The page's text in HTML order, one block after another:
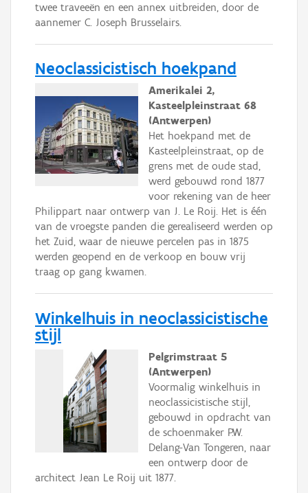
twee traveeën en een annex uitbreiden, door de
aannemer C. Joseph Brusselairs.
Neoclassicistisch hoekpand
Amerikalei 2,
Kasteelpleinstraat 68
(Antwerpen)
Het hoekpand met de
Kasteelpleinstraat, op de
grens met de oude stad,
werd gebouwd rond 1877
voor rekening van de heer
Philippart naar ontwerp van J. Le Roij. Het is één
van de vroegste panden die gerealiseerd werden op
het Zuid, waar de nieuwe percelen pas in 1875
werden geopend en de verkoop en bouw vrij
traag op gang kwamen.
Winkelhuis in neoclassicistische
stijl
Pelgrimstraat 5
(Antwerpen)
Voormalig winkelhuis in
neoclassicistische stijl,
gebouwd in opdracht van
de schoenmaker P.W.
Delang-Van Tongeren, naar
een ontwerp door de
architect Jean Le Roij uit 1877.